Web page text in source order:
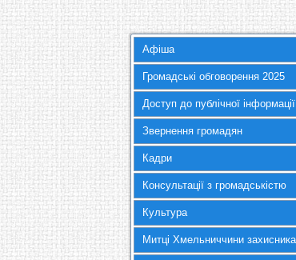
Афіша
Громадські обговорення 2025
Доступ до публічної інформації
Звернення громадян
Кадри
Консультації з громадськістю
Культура
Митці Хмельниччини